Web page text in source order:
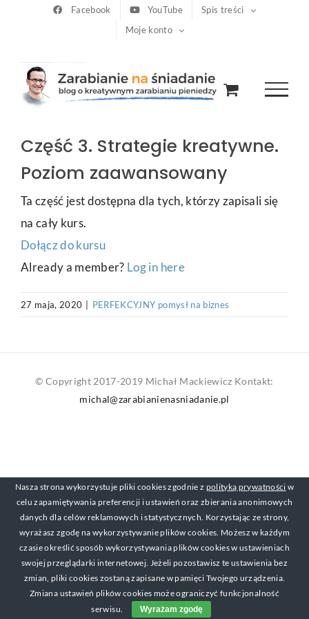
Facebook YouTube
Spis treści
Moje konto
Część 3. Strategie kreatywne.
Poziom zaawansowany
Ta część jest dostępna dla tych, którzy zapisali się
na cały kurs.
Dołącz do kursu
Already a member? Log in here
27 maja, 2020 PERFEKCYJNY pomysł na biznes
© Copyright 2017-2019 Michał Mackiewicz Kontakt:
michal@zarabianienasniadanie.pl
Nasza strona wykorzystuje pliki cookies zgodnie z polityką prywatności w
celu zapamiętywania preferencji i ustawień oraz zbierania anonimowych
danych dla celów reklamowych i statystycznych. Korzystając ze strony,
wyrażasz zgodę na wykorzystywanie plików cookies. Możesz w każdym
czasie określić sposób wykorzystywania plików cookies w ustawieniach
swojej przeglądarki internetowej. Jeżeli pozostawisz te ustawienia bez
zmian, pliki cookies zostaną zapisane w pamięci Twojego urządzenia.
Zmiana ustawień plików cookies może ograniczyć funkcjonalność
serwisu.
Wyrażam zgodę